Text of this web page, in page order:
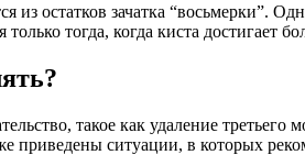
из остатков зачатка “восьмерки”.
только тогда, когда киста
такое как удаление
приведены ситуации, в которых